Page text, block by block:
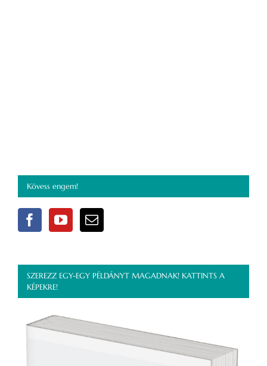
Kövess engem!
SZEREZZ EGY-EGY PÉLDÁNYT MAGADNAK! KATTINTS A
KÉPEKRE!